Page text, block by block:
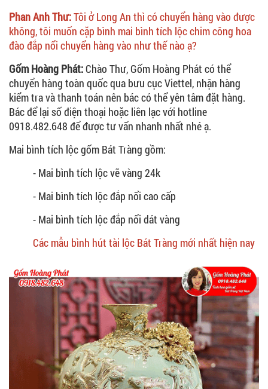
Phan Anh Thư:Tôi ở Long An thì có chuyển hàng vào được
không, tôi muốn cặp bình mai bình tích lộc chim công hoa
đào đắp nổi chuyển hàng vào như thế nào ạ?
Gốm Hoàng Phát:Chào Thư, Gốm Hoàng Phát có thể
chuyển hàng toàn quốc qua bưu cục Viettel, nhận hàng
kiểm tra và thanh toán nên bác có thể yên tâm đặt hàng.
Bác để lại số điện thoại hoặc liên lạc với hotline
0918.482.648 để được tư vấn nhanh nhất nhé ạ.
Mai bình tích lộc gốm Bát Tràng gồm:
- Mai bình tích lộc vẽ vàng 24k
- Mai bình tích lộc đắp nổi cao cấp
- Mai bình tích lộc đắp nổi dát vàng
Các mẫu bình hút tài lộc Bát Tràng mới nhất hiện nay